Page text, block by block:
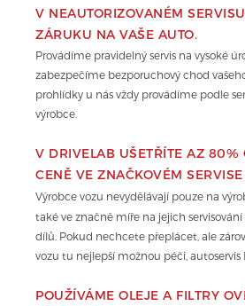
V NEAUTORIZOVANÉM
ZÁRUKU NA VAŠE AUTO.
Provádíme pravidelný servis na vysoké
zabezpečíme bezporuchový chod
prohlídky u nás vždy provádíme podle
výrobce.
V DRIVELAB UŠETŘÍTE AZ 80%
CENĚ VE ZNAČKOVÉM SERVISE
Výrobce vozu nevydělávají pouze na
také ve značně míře na jejich
dílů. Pokud nechcete přeplácet, ale
vozu tu nejlepší možnou péči, autoservis
POUŽÍVÁME OLEJE A FILTRY